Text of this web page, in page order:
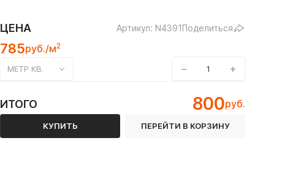
ЦЕНА Артикул: N4391Поделиться
785руб./м2
МЕТР КВ. − +
ИТОГО 800руб.
КУПИТЬ ПЕРЕЙТИ В КОРЗИНУ